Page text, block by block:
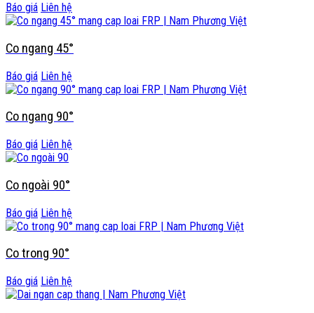
Báo giá Liên hệ
Co ngang 45°
Báo giá Liên hệ
Co ngang 90°
Báo giá Liên hệ
Co ngoài 90°
Báo giá Liên hệ
Co trong 90°
Báo giá Liên hệ